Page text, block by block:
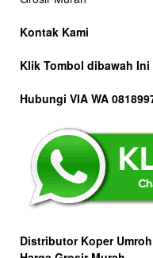
Kontak Kami
Klik Tombol dibawah Ini
Hubungi VIA WA
Distributor Koper